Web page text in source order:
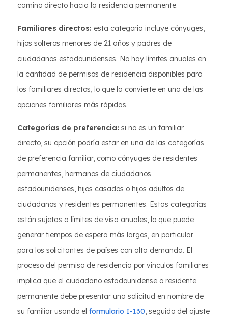
camino directo hacia la residencia permanente.
Familiares directos: esta categoría incluye cónyuges,
hijos solteros menores de 21 años y padres de
ciudadanos estadounidenses. No hay límites anuales en
la cantidad de permisos de residencia disponibles para
los familiares directos, lo que la convierte en una de las
opciones familiares más rápidas.
Categorías de preferencia: si no es un familiar
directo, su opción podría estar en una de las categorías
de preferencia familiar, como cónyuges de residentes
permanentes, hermanos de ciudadanos
estadounidenses, hijos casados o hijos adultos de
ciudadanos y residentes permanentes. Estas categorías
están sujetas a límites de visa anuales, lo que puede
generar tiempos de espera más largos, en particular
para los solicitantes de países con alta demanda. El
proceso del permiso de residencia por vínculos familiares
implica que el ciudadano estadounidense o residente
permanente debe presentar una solicitud en nombre de
su familiar usando el formulario I-130, seguido del ajuste